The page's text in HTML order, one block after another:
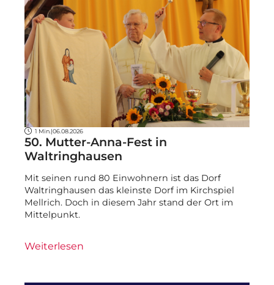
1 Min. |06.08.2026
50. Mutter-Anna-Fest in
Waltringhausen
Mit seinen rund 80 Einwohnern ist das Dorf
Waltringhausen das kleinste Dorf im Kirchspiel
Mellrich. Doch in diesem Jahr stand der Ort im
Mittelpunkt.
Weiterlesen